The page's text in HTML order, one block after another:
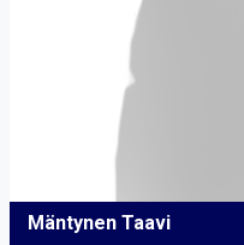
Mäntynen Taavi